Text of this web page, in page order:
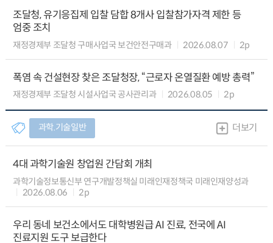
조달청, 유기응집제 입찰 담합 8개사 입찰참가자격 제한 등
엄중 조치
재정경제부 조달청 구매사업국 보건안전구매과 2026.08.07 2p
폭염 속 건설현장 찾은 조달청장, “근로자 온열질환 예방 총력”
재정경제부 조달청 시설사업국 공사관리과 2026.08.05 2p
과학.기술일반 더보기
4대 과학기술원 창업원 간담회 개최
과학기술정보통신부 연구개발정책실 미래인재정책국 미래인재양성과
2026.08.06
2p
우리 동네 보건소에서도 대학병원급 AI 진료, 전국에 AI
진료지원 도구 보급한다